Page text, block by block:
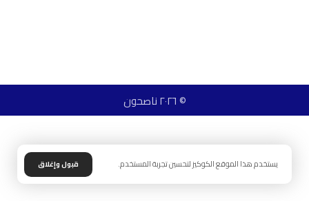
© ٢٠٢٦ ناصحون
يستخدم هذا الموقع الكوكيز لتحسين تجربة المستخدم. قبول وإغلاق